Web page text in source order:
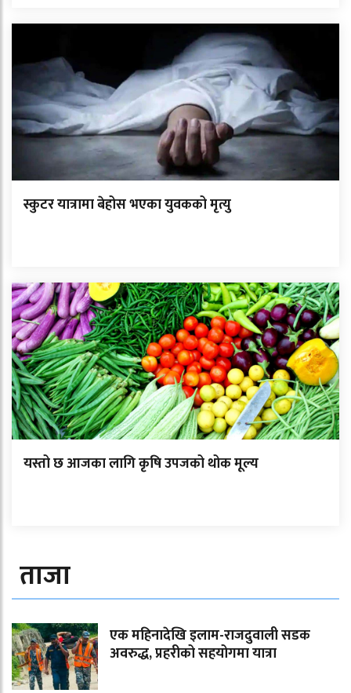
स्कुटर यात्रामा बेहोस भएका युवकको मृत्यु
यस्तो छ आजका लागि कृषि उपजको थोक मूल्य
ताजा
एक महिनादेखि इलाम-राजदुवाली सडक
अवरुद्ध, प्रहरीको सहयोगमा यात्रा